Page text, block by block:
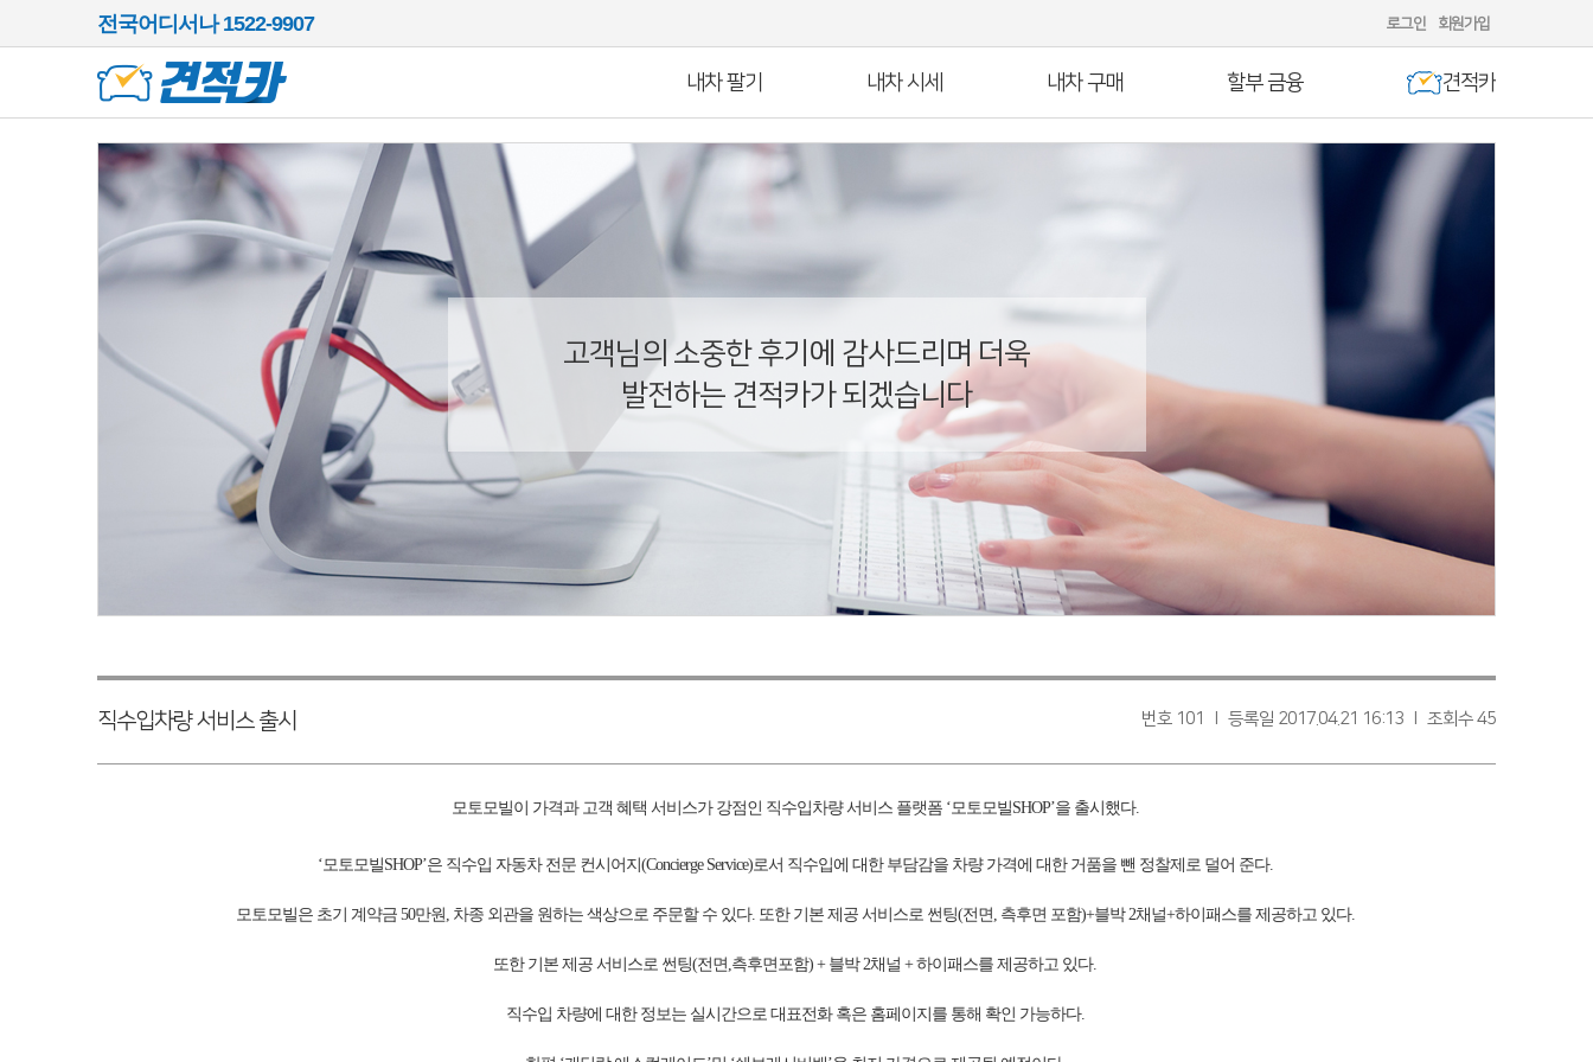
전국어디서나 1522-9907 로그인 회원가입
내차 팔기 내차 시세 내차 구매 할부 금융 견적카
고객님의 소중한 후기에 감사드리며 더욱
발전하는 견적카가 되겠습니다
직수입차량 서비스 출시 번호 101 l 등록일 2017.04.21 16:13 l 조회수 45
모토모빌이 가격과 고객 혜택 서비스가 강점인 직수입차량 서비스 플랫폼 ‘모토모빌SHOP’을 출시했다.
‘모토모빌SHOP’은 직수입 자동차 전문 컨시어지(Concierge Service)로서 직수입에 대한 부담감을 차량 가격에 대한 거품을 뺀 정찰제로 덜어 준다.
모토모빌은 초기 계약금 50만원, 차종 외관을 원하는 색상으로 주문할 수 있다. 또한 기본 제공 서비스로 썬팅(전면, 측후면 포함)+블박 2채널+하이패스를 제공하고 있다.
또한 기본 제공 서비스로 썬팅(전면,측후면포함) + 블박 2채널 + 하이패스를 제공하고 있다.
직수입 차량에 대한 정보는 실시간으로 대표전화 혹은 홈페이지를 통해 확인 가능하다.